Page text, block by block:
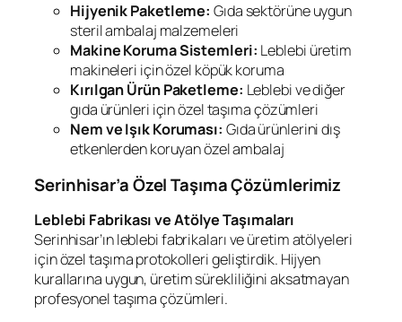
Hijyenik Paketleme: Gıda sektörüne uygun
steril ambalaj malzemeleri
Makine Koruma Sistemleri: Leblebi üretim
makineleri için özel köpük koruma
Kırılgan Ürün Paketleme: Leblebi ve diğer
gıda ürünleri için özel taşıma çözümleri
Nem ve Işık Koruması: Gıda ürünlerini dış
etkenlerden koruyan özel ambalaj
Serinhisar’a Özel Taşıma Çözümlerimiz
Leblebi Fabrikası ve Atölye Taşımaları
Serinhisar’ın leblebi fabrikaları ve üretim atölyeleri
için özel taşıma protokolleri geliştirdik. Hijyen
kurallarına uygun, üretim sürekliliğini aksatmayan
profesyonel taşıma çözümleri.